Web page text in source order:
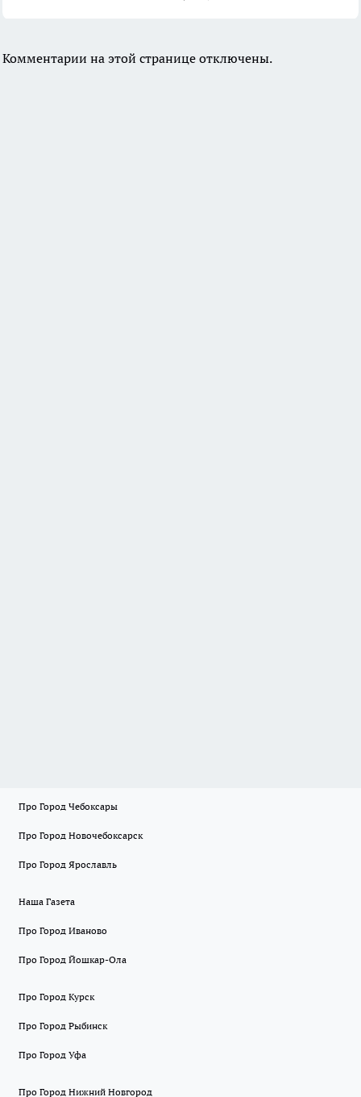
Комментарии на этой странице отключены.
Про Город Чебоксары
Про Город Новочебоксарск
Про Город Ярославль
Наша Газета
Про Город Иваново
Про Город Йошкар-Ола
Про Город Курск
Про Город Рыбинск
Про Город Уфа
Про Город Нижний Новгород